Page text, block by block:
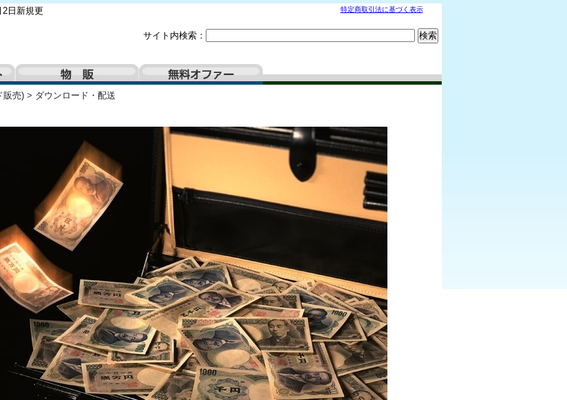
特定商取引法に基づく表示
2日新規更
サイト内検索：
販売) > ダウンロード・配送